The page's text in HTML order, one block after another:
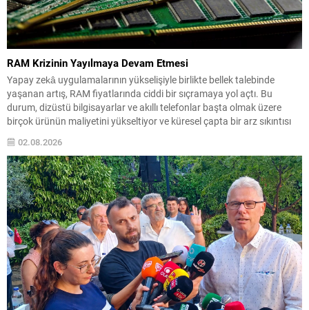
RAM Krizinin Yayılmaya Devam Etmesi
Yapay zekâ uygulamalarının yükselişiyle birlikte bellek talebinde
yaşanan artış, RAM fiyatlarında ciddi bir sıçramaya yol açtı. Bu
durum, dizüstü bilgisayarlar ve akıllı telefonlar başta olmak üzere
birçok ürünün maliyetini yükseltiyor ve küresel çapta bir arz sıkıntısı
riski doğuruyor. Samsung Finans Direktörü’nün işaret ettiği üzere,
mikroçip tedarikindeki darboğazın 2027’de derinleşmesi ve...
02.08.2026